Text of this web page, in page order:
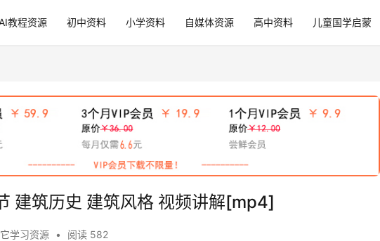
教程资源 初中资料 小学资料 自媒体资源 高中资料 儿童国学启蒙
建筑历史 建筑风格 视频讲解[mp4]
学习资源 • 阅读 582